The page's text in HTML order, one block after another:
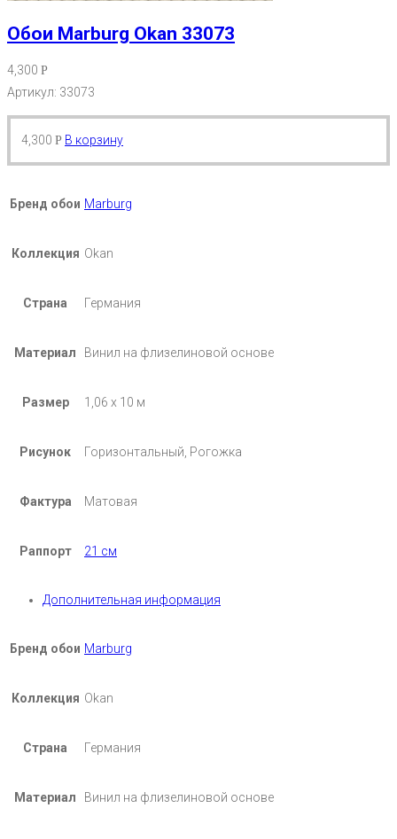
Обои Marburg Okan 33073
4,300 Р
Артикул: 33073
4,300 Р В корзину
Бренд обои Marburg
Коллекция Okan
Страна Германия
Материал Винил на флизелиновой основе
Размер 1,06 х 10 м
Рисунок Горизонтальный, Рогожка
Фактура Матовая
Раппорт 21 см
Дополнительная информация
Бренд обои Marburg
Коллекция Okan
Страна Германия
Материал Винил на флизелиновой основе